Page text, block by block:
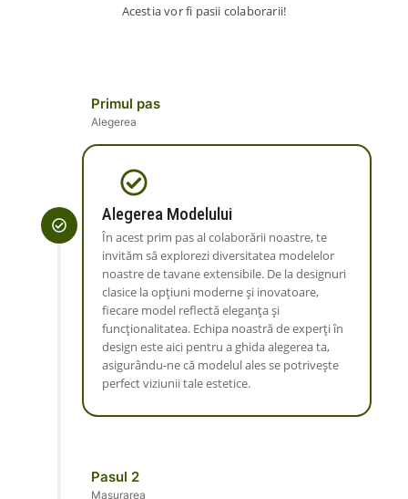
Acestia vor fi pasii colaborarii!
Primul pas
Alegerea
Alegerea Modelului
În acest prim pas al colaborării noastre, te
invităm să explorezi diversitatea modelelor
noastre de tavane extensibile. De la designuri
clasice la opțiuni moderne și inovatoare,
fiecare model reflectă eleganța și
funcționalitatea. Echipa noastră de experți în
design este aici pentru a ghida alegerea ta,
asigurându-ne că modelul ales se potrivește
perfect viziunii tale estetice.
Pasul 2
Masurarea